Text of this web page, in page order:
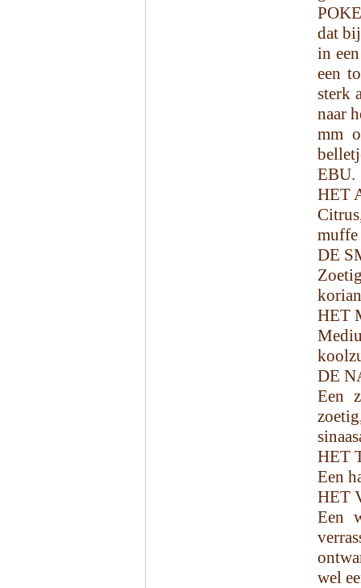
dat
in
een
sterk
naar
mm
EBU.
HET
muffe
DE
HET
DE
Een
HET
Een
HET
Een
wel